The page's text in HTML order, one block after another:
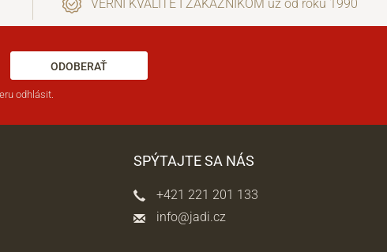
VERNÍ KVALITE I ZÁKAZNÍKOM už od roku 1990
ODOBERAŤ
odhlásit.
SPÝTAJTE SA NÁS
+421 221 201 133
info@jadi.cz